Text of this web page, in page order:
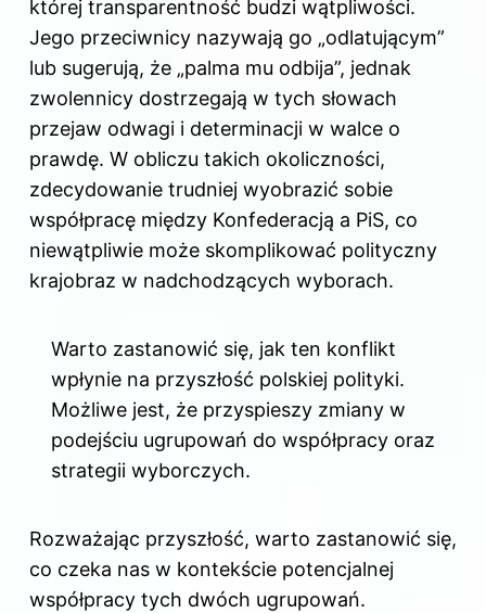
której transparentność budzi wątpliwości.
Jego przeciwnicy nazywają go „odlatującym”
lub sugerują, że „palma mu odbija”, jednak
zwolennicy dostrzegają w tych słowach
przejaw odwagi i determinacji w walce o
prawdę. W obliczu takich okoliczności,
zdecydowanie trudniej wyobrazić sobie
współpracę między Konfederacją a PiS, co
niewątpliwie może skomplikować polityczny
krajobraz w nadchodzących wyborach.
Warto zastanowić się, jak ten konflikt
wpłynie na przyszłość polskiej polityki.
Możliwe jest, że przyspieszy zmiany w
podejściu ugrupowań do współpracy oraz
strategii wyborczych.
Rozważając przyszłość, warto zastanowić się,
co czeka nas w kontekście potencjalnej
współpracy tych dwóch ugrupowań.